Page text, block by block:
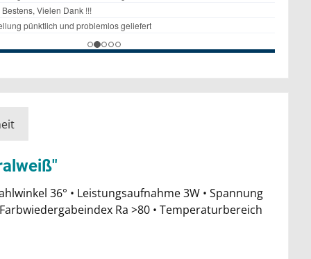
36° • Leistungsaufnahme 3W • Spannung
Ra >80 • Temperaturbereich